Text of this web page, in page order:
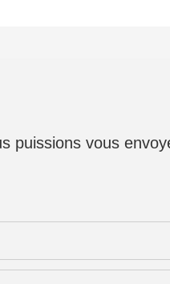
puissions vous